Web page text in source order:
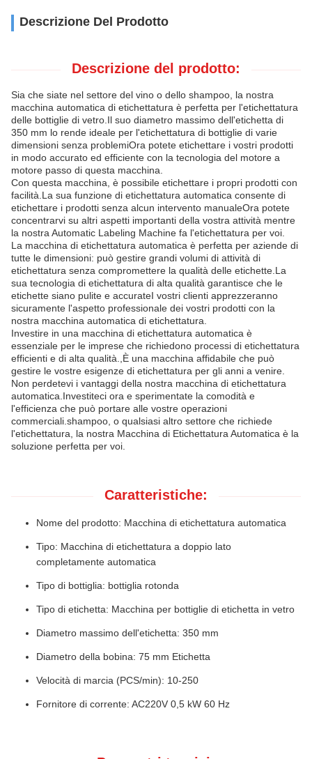
Descrizione Del Prodotto
Descrizione del prodotto:
Sia che siate nel settore del vino o dello shampoo, la nostra
macchina automatica di etichettatura è perfetta per l'etichettatura
delle bottiglie di vetro.Il suo diametro massimo dell'etichetta di
350 mm lo rende ideale per l'etichettatura di bottiglie di varie
dimensioni senza problemiOra potete etichettare i vostri prodotti
in modo accurato ed efficiente con la tecnologia del motore a
motore passo di questa macchina.
Con questa macchina, è possibile etichettare i propri prodotti con
facilità.La sua funzione di etichettatura automatica consente di
etichettare i prodotti senza alcun intervento manualeOra potete
concentrarvi su altri aspetti importanti della vostra attività mentre
la nostra Automatic Labeling Machine fa l'etichettatura per voi.
La macchina di etichettatura automatica è perfetta per aziende di
tutte le dimensioni: può gestire grandi volumi di attività di
etichettatura senza compromettere la qualità delle etichette.La
sua tecnologia di etichettatura di alta qualità garantisce che le
etichette siano pulite e accurateI vostri clienti apprezzeranno
sicuramente l'aspetto professionale dei vostri prodotti con la
nostra macchina automatica di etichettatura.
Investire in una macchina di etichettatura automatica è
essenziale per le imprese che richiedono processi di etichettatura
efficienti e di alta qualità.,È una macchina affidabile che può
gestire le vostre esigenze di etichettatura per gli anni a venire.
Non perdetevi i vantaggi della nostra macchina di etichettatura
automatica.Investiteci ora e sperimentate la comodità e
l'efficienza che può portare alle vostre operazioni
commerciali.shampoo, o qualsiasi altro settore che richiede
l'etichettatura, la nostra Macchina di Etichettatura Automatica è la
soluzione perfetta per voi.
Caratteristiche:
Nome del prodotto: Macchina di etichettatura automatica
Tipo: Macchina di etichettatura a doppio lato
completamente automatica
Tipo di bottiglia: bottiglia rotonda
Tipo di etichetta: Macchina per bottiglie di etichetta in vetro
Diametro massimo dell'etichetta: 350 mm
Diametro della bobina: 75 mm Etichetta
Velocità di marcia (PCS/min): 10-250
Fornitore di corrente: AC220V 0,5 kW 60 Hz